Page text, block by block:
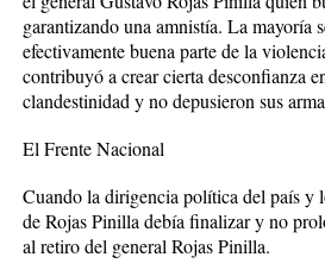
garantizando una amnistía. La mayoría
efectivamente buena parte de la
contribuyó a crear cierta desconfianza
clandestinidad y no depusieron sus
El Frente Nacional
Cuando la dirigencia política del país y
de Rojas Pinilla debía finalizar y no
al retiro del general Rojas Pinilla.